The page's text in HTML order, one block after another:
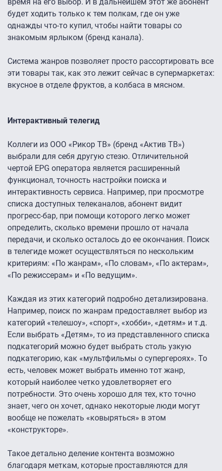
будет ходить только к тем полкам, где он уже
однажды что-то купил, чтобы найти товары со
знакомым ярлыком (бренд канала).
Система жанров позволяет просто рассортировать все
эти товары так, как это лежит сейчас в супермаркетах:
вкусное в отделе фруктов, а колбаса в мясном.
Интерактивный телегид
Коллеги из ООО «Рикор ТВ» (бренд «Актив ТВ»)
выбрали для себя другую стезю. Отличительной
чертой EPG оператора является расширенный
функционал, точность настройки поиска и
интерактивность сервиса. Например, при просмотре
списка доступных телеканалов, абонент видит
прогресс-бар, при помощи которого легко может
определить, сколько времени прошло от начала
передачи, и сколько осталось до ее окончания. Поиск
в телегиде может осуществляться по нескольким
критериям: «По жанрам», «По словам», «По актерам»,
«По режиссерам» и «По ведущим».
Каждая из этих категорий подробно детализирована.
Например, поиск по жанрам предоставляет выбор из
категорий «телешоу», «спорт», «хобби», «детям» и т.д.
Если выбрать «Детям», то из представленного списка
подкатегорий можно будет выбрать столь узкую
подкатегорию, как «мультфильмы о супергероях». То
есть, человек может выбрать именно тот жанр,
который наиболее четко удовлетворяет его
потребности. Это очень хорошо для тех, кто точно
знает, чего он хочет, однако некоторые люди могут
вообще не пожелать «ковыряться» в этом
«конструкторе».
Такое детально деление контента возможно
благодаря меткам, которые проставляются для